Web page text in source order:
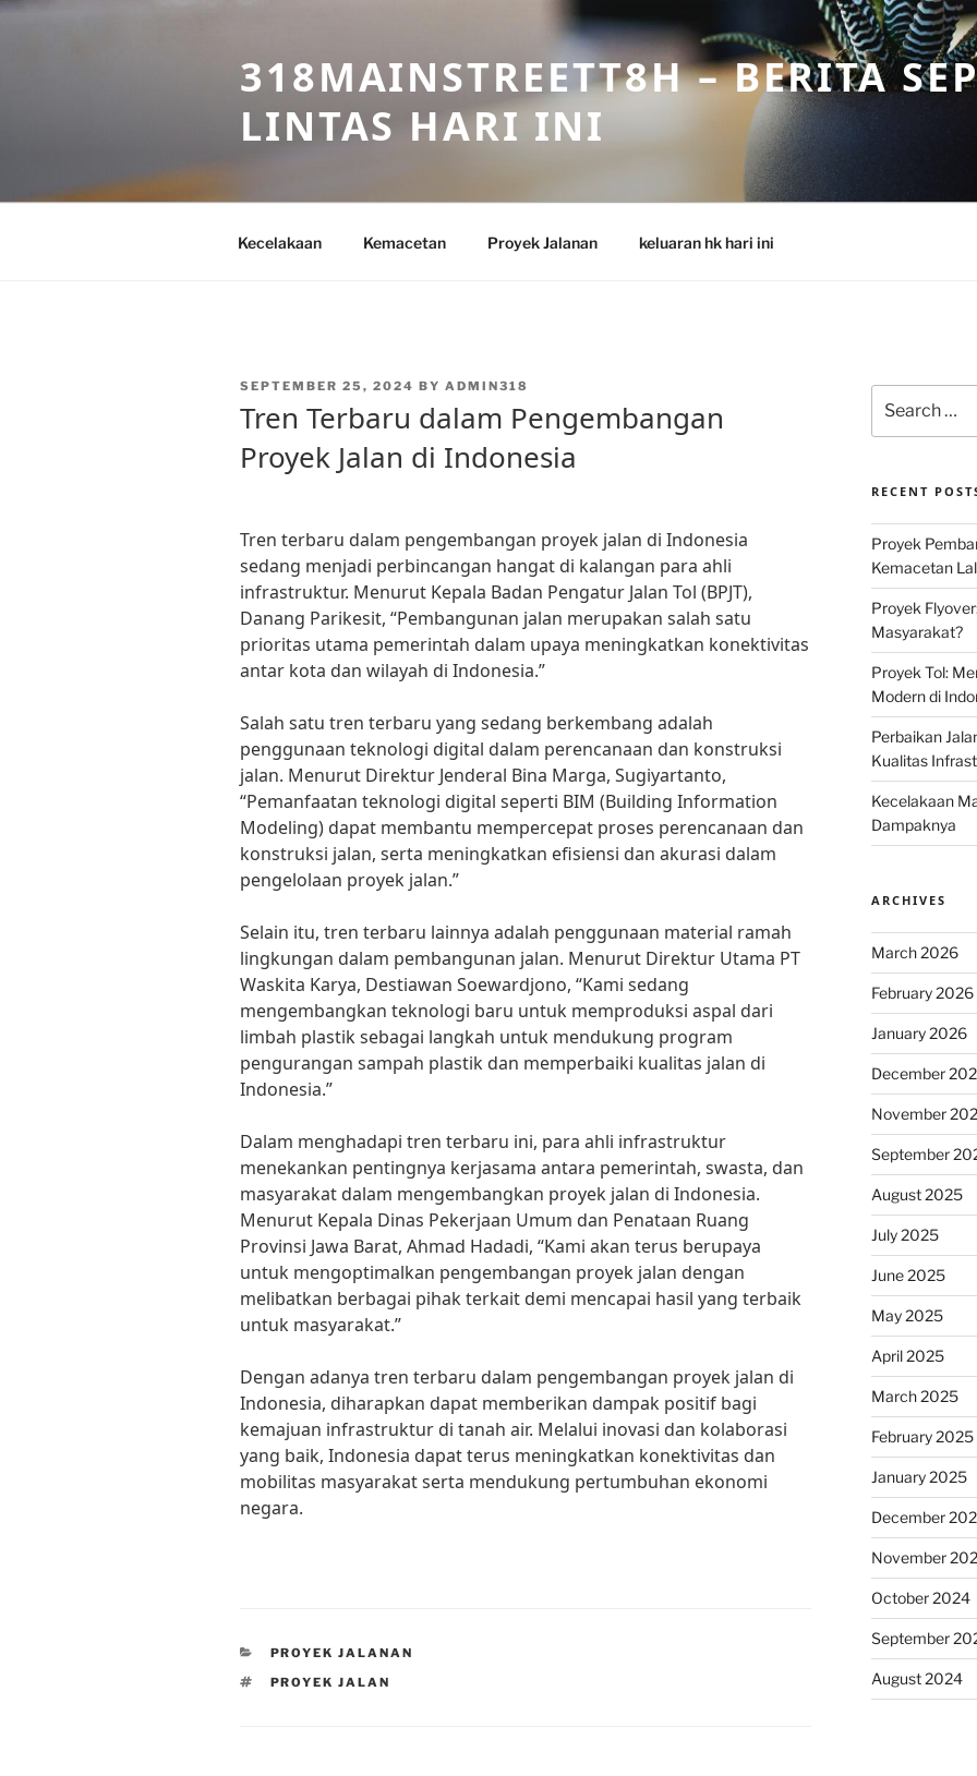
Skip
318MAINSTREETT8H – BERITA
LINTAS HARI INI
Kecelakaan Kemacetan Proyek Jalanan keluaran hk hari ini
POSTED
SEPTEMBER 25, 2024 BY ADMIN318
Tren Terbaru dalam Pengembangan
Proyek Jalan di Indonesia
Tren terbaru dalam pengembangan proyek jalan di Indonesia
sedang menjadi perbincangan hangat di kalangan para ahli
infrastruktur. Menurut Kepala Badan Pengatur Jalan Tol (BPJT),
Danang Parikesit, “Pembangunan jalan merupakan salah satu
prioritas utama pemerintah dalam upaya meningkatkan konektivitas
antar kota dan wilayah di Indonesia.”
Salah satu tren terbaru yang sedang berkembang adalah
penggunaan teknologi digital dalam perencanaan dan konstruksi
jalan. Menurut Direktur Jenderal Bina Marga, Sugiyartanto,
“Pemanfaatan teknologi digital seperti BIM (Building Information
Modeling) dapat membantu mempercepat proses perencanaan dan
konstruksi jalan, serta meningkatkan efisiensi dan akurasi dalam
pengelolaan proyek jalan.”
Selain itu, tren terbaru lainnya adalah penggunaan material ramah
lingkungan dalam pembangunan jalan. Menurut Direktur Utama PT
Waskita Karya, Destiawan Soewardjono, “Kami sedang
mengembangkan teknologi baru untuk memproduksi aspal dari
limbah plastik sebagai langkah untuk mendukung program
pengurangan sampah plastik dan memperbaiki kualitas jalan di
Indonesia.”
Dalam menghadapi tren terbaru ini, para ahli infrastruktur
menekankan pentingnya kerjasama antara pemerintah, swasta, dan
masyarakat dalam mengembangkan proyek jalan di Indonesia.
Menurut Kepala Dinas Pekerjaan Umum dan Penataan Ruang
Provinsi Jawa Barat, Ahmad Hadadi, “Kami akan terus berupaya
untuk mengoptimalkan pengembangan proyek jalan dengan
melibatkan berbagai pihak terkait demi mencapai hasil yang terbaik
untuk masyarakat.”
Dengan adanya tren terbaru dalam pengembangan proyek jalan di
Indonesia, diharapkan dapat memberikan dampak positif bagi
kemajuan infrastruktur di tanah air. Melalui inovasi dan kolaborasi
yang baik, Indonesia dapat terus meningkatkan konektivitas dan
mobilitas masyarakat serta mendukung pertumbuhan ekonomi
negara.
CATEGORIES
PROYEK JALANAN
TAGS
PROYEK JALAN
for:
RECENT
Proyek
Kemacetan
Proyek
Masyarakat?
Proyek Tol:
Modern di
Perbaikan
Kualitas
Kecelakaan
Dampaknya
ARCHIVES
March 2026
February 2026
January 2026
December
November
September
August 2025
July 2025
June 2025
May 2025
April 2025
March 2025
February 2025
January 2025
December
November
October 2024
September
August 2024